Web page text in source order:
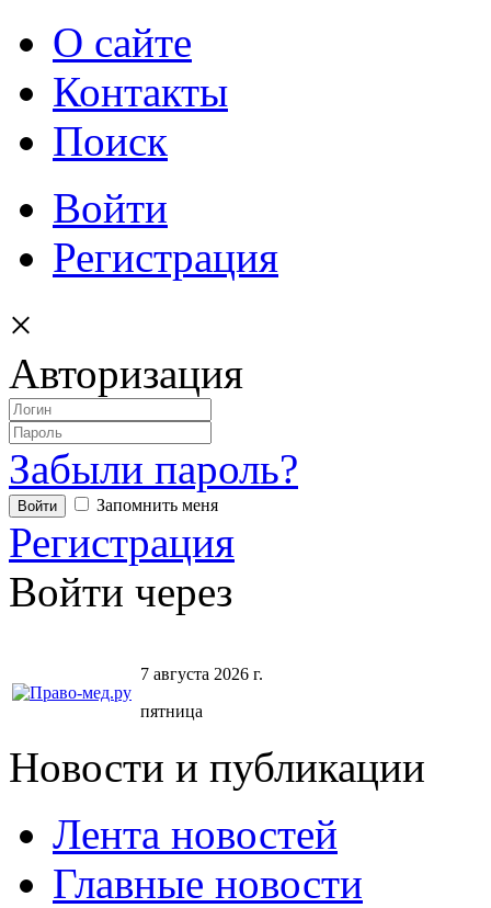
О сайте
Контакты
Поиск
Войти
Регистрация
×
Авторизация
Забыли пароль?
Запомнить меня
Регистрация
Войти через
7 августа 2026 г.
пятница
Новости и публикации
Лента новостей
Главные новости